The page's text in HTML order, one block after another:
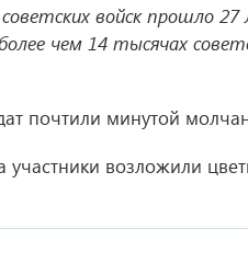
войск прошло
чем 14 тысячах
почтили минутой
участники возложили